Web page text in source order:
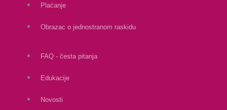
Plaćanje
Obrazac o jednostranom raskidu
FAQ - česta pitanja
Edukacije
Novosti